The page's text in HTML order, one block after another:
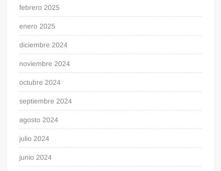
febrero 2025
enero 2025
diciembre 2024
noviembre 2024
octubre 2024
septiembre 2024
agosto 2024
julio 2024
junio 2024